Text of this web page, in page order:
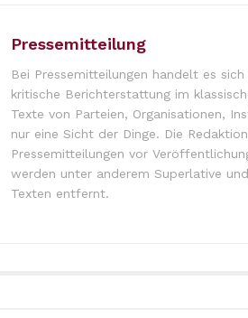
Pressemitteilung
Bei Pressemitteilungen handelt es
kritische Berichterstattung im
Texte von Parteien, Organisationen,
nur eine Sicht der Dinge. Die
Pressemitteilungen vor
werden unter anderem Superlative
Texten entfernt.